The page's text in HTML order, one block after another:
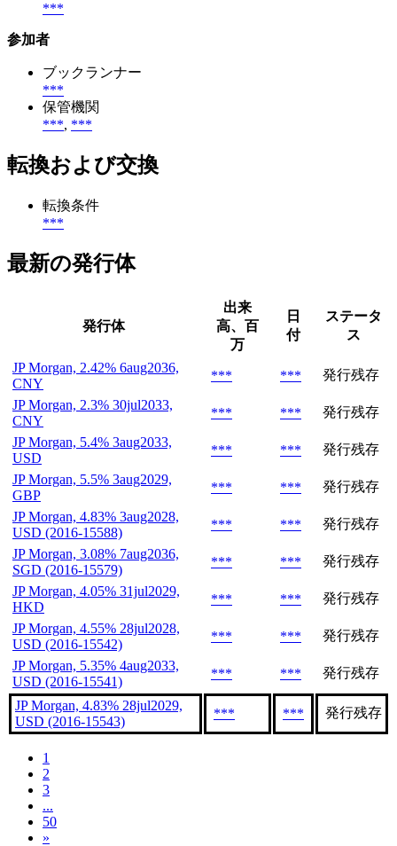
***
参加者
ブックランナー
***
保管機関
***, ***
転換および交換
転換条件
***
最新の発行体
発行体
出来
高、百
万
日
付
ステータ
ス
JP Morgan, 2.42% 6aug2036,
CNY
*** ***
発行残存
JP Morgan, 2.3% 30jul2033,
CNY
*** ***
発行残存
JP Morgan, 5.4% 3aug2033,
USD
*** ***
発行残存
JP Morgan, 5.5% 3aug2029,
GBP
*** ***
発行残存
JP Morgan, 4.83% 3aug2028,
USD (2016-15588)
*** ***
発行残存
JP Morgan, 3.08% 7aug2036,
SGD (2016-15579)
*** ***
発行残存
JP Morgan, 4.05% 31jul2029,
HKD
*** ***
発行残存
JP Morgan, 4.55% 28jul2028,
USD (2016-15542)
*** ***
発行残存
JP Morgan, 5.35% 4aug2033,
USD (2016-15541)
*** *** 発行残存
JP Morgan, 4.83% 28jul2029,
USD (2016-15543)
*** *** 発行残存
1
2
3
...
50
»